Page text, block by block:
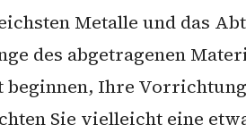
Metalle und das
des abgetragenen
beginnen, Ihre
Sie vielleicht eine